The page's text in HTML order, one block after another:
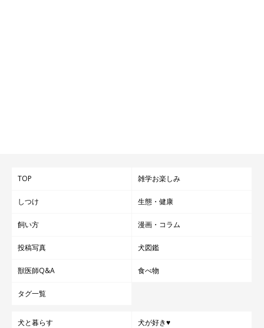
TOP 雑学お楽しみ
しつけ 生態・健康
飼い方 漫画・コラム
投稿写真 犬図鑑
獣医師Q&A 食べ物
タグ一覧
犬と暮らす 犬が好き♥